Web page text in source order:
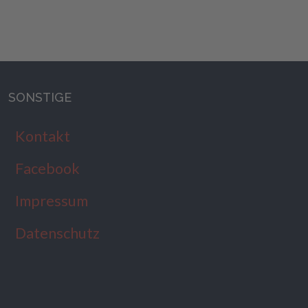
SONSTIGE
Kontakt
Facebook
Impressum
Datenschutz